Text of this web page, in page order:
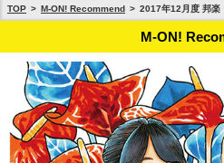
TOP M-ON! Recommend 2017年12月度 邦楽
M-ON!